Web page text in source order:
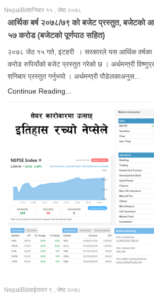
NepalBitशनिबार १५ , जेष्ठ २०७८
आर्थिक बर्ष २०७८/७९ को बजेट प्रस्तुत, बजेटको
५७ करोड (बजेटको पूर्णपाठ सहित)
२०७८ जेठ १५ गते, इटहरी । सरकारले यस आर्थिक वर्षका
करोड रुपियाँको बजेट प्रस्तुत गरेको छ । अर्थमन्त्री
शनिबार प्रस्तुत गर्नुभयो । अर्थमन्त्री पौडेलकाअनुस...
Continue Reading...
NepalBitआईतवार ९ , जेष्ठ २०७८